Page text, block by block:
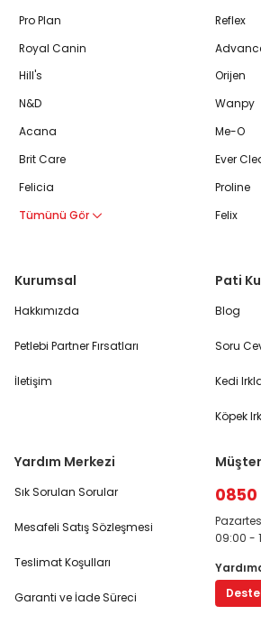
Pro Plan
Royal Canin
Hill's
N&D
Acana
Brit Care
Felicia
Tümünü Gör
Reflex
Orijen
Wanpy
Me-O
Ever
Proline
Felix
Kurumsal
Hakkımızda
Petlebi Partner Fırsatları
İletişim
Pati
Blog
Soru
Kedi
Köpek
Yardım Merkezi
Sık Sorulan Sorular
Mesafeli Satış Sözleşmesi
Teslimat Koşulları
Garanti ve İade Süreci
0850
09:00 -